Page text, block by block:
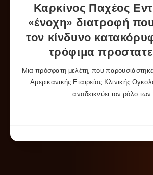
Καρκίνος Παχέος
«ένοχη» διατροφή
τον κίνδυνο
τρόφιμα
Μια πρόσφατη μελέτη, που
Αμερικανικής Εταιρείας Κλινικής
αναδεικνύει τον ρόλο